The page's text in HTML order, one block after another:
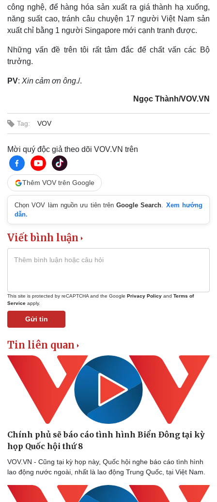
Pháp luật
Vụ án
Tư vấn luật
Quân sự - Quốc phòng
Vũ khí
Việt Nam
Phân tích
Thể thao
Bóng đá
Lịch thi đấu bóng đá
Thế giới thể thao
eSports
Hậu trường
công nghệ, để hàng hóa sản xuất ra giá thành hạ xuống,
năng suấtcao, tránh câu chuyện 17 người Việt Nam sản
xuất chỉ bằng 1 người Singapore mới cạnh tranh được.
Những vấn đề trên tôi rất tâm đắc để chất vấn các Bộ
trưởng.
PV: Xin cảm ơn ông./.
Ngọc Thành/VOV.VN
Tag: VOV
Mời quý độc giả theo dõi VOV.VN trên
Thêm VOV trên Google
Chọn VOV làm nguồn ưu tiên trênGoogle Search. Xem hướng
dẫn.
Viết bình luận
This site is protected by reCAPTCHA and the Google Privacy Policy and Terms of
Service apply.
Gửi tin
Tin liên quan
Chính phủ sẽ báo cáo tình hình Biển Đông tại kỳ
họp Quốc hội thứ 8
VOV.VN - Cũng tại kỳ họp này, Quốc hội nghe báo cáo tình hình
lao động nước ngoài, nhất là lao động Trung Quốc, tại Việt Nam.